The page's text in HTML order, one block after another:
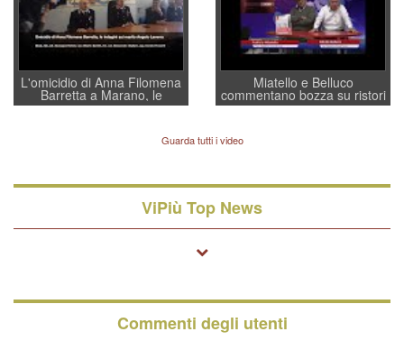
L'omicidio di Anna Filomena
Barretta a Marano, le
indagini dei carabinieri di
Lavarra: più avvincenti di
quelle di... Barbara D'Urso
Miatello e Belluco
commentano bozza su ristori
BPVi e Veneto Banca
Guarda tutti i video
ViPiù Top News
Commenti degli utenti